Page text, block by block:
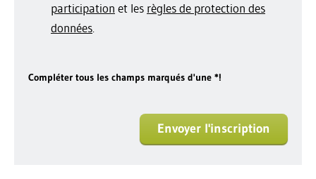
participation et les règles de protection des
données.
Compléter tous les champs marqués d'une *!
Envoyer l'inscription